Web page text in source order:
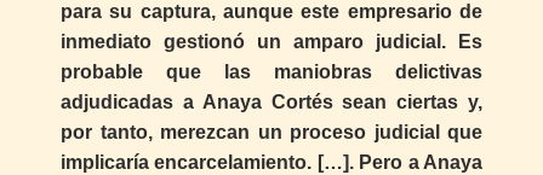
para su captura, aunque este empresario de
inmediato gestionó un amparo judicial. Es
probable que las maniobras delictivas
adjudicadas a Anaya Cortés sean ciertas y,
por tanto, merezcan un proceso judicial que
implicaría encarcelamiento. […]. Pero a Anaya